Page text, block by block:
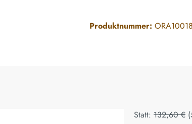
Produktnummer:
Statt: 132,60 € (